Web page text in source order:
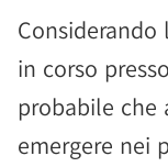
in corso
probabile che
emergere nei